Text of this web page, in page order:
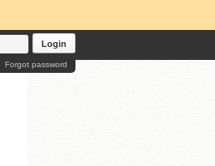
Login
Forgot password